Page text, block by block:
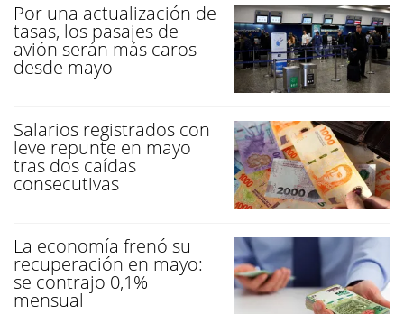
Por una actualización de
tasas, los pasajes de
avión serán más caros
desde mayo
Salarios registrados con
leve repunte en mayo
tras dos caídas
consecutivas
La economía frenó su
recuperación en mayo:
se contrajo 0,1%
mensual